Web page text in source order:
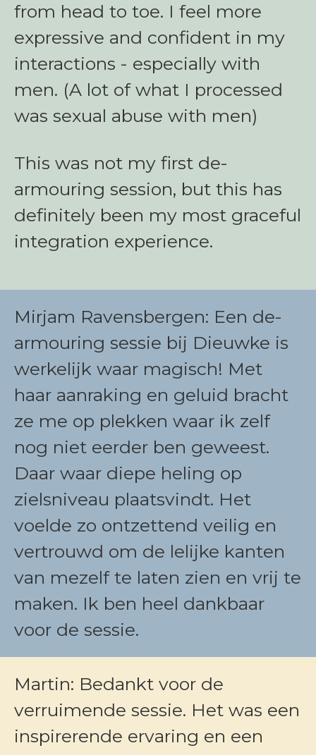
from head to toe. I feel more
expressive and confident in my
interactions - especially with
men. (A lot of what I processed
was sexual abuse with men)
This was not my first de-
armouring session, but this has
definitely been my most graceful
integration experience.
Mirjam Ravensbergen: Een de-
armouring sessie bij Dieuwke is
werkelijk waar magisch! Met
haar aanraking en geluid bracht
ze me op plekken waar ik zelf
nog niet eerder ben geweest.
Daar waar diepe heling op
zielsniveau plaatsvindt. Het
voelde zo ontzettend veilig en
vertrouwd om de lelijke kanten
van mezelf te laten zien en vrij te
maken. Ik ben heel dankbaar
voor de sessie.
Martin: Bedankt voor de
verruimende sessie. Het was een
inspirerende ervaring en een